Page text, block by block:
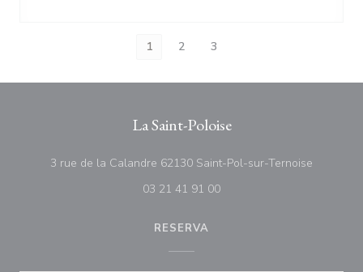
1 2 3
La Saint-Poloise
3 rue de la Calandre 62130 Saint-Pol-sur-Ternoise
03 21 41 91 00
RESERVA